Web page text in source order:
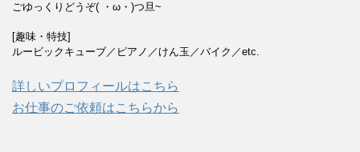
ごゆっくりどうぞ( ・ω・)つ旦~
[趣味・特技]
ルービックキューブ／ピアノ／けん玉／バイク／etc.
詳しいプロフィールはこちら
お仕事のご依頼はこちらから